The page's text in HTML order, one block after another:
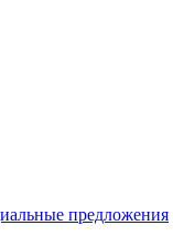
предложения